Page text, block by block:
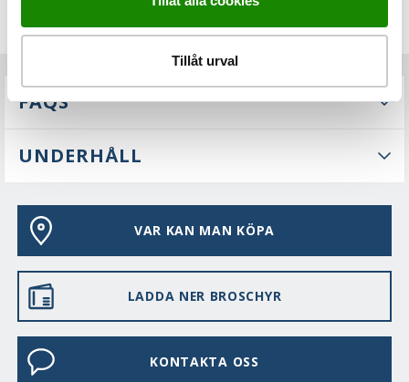
Tillåt urval
FAQS
UNDERHÅLL
VAR KAN MAN KÖPA
LADDA NER BROSCHYR
KONTAKTA OSS